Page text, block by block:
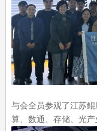
与会全员参观了江苏
算、数通、存储、光产